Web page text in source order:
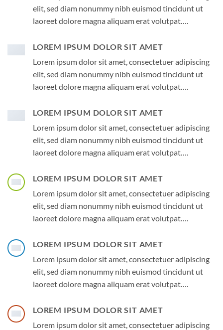
elit, sed diam nonummy nibh euismod tincidunt ut
laoreet dolore magna aliquam erat volutpat….
LOREM IPSUM DOLOR SIT AMET
Lorem ipsum dolor sit amet, consectetuer adipiscing
elit, sed diam nonummy nibh euismod tincidunt ut
laoreet dolore magna aliquam erat volutpat….
LOREM IPSUM DOLOR SIT AMET
Lorem ipsum dolor sit amet, consectetuer adipiscing
elit, sed diam nonummy nibh euismod tincidunt ut
laoreet dolore magna aliquam erat volutpat….
LOREM IPSUM DOLOR SIT AMET
Lorem ipsum dolor sit amet, consectetuer adipiscing
elit, sed diam nonummy nibh euismod tincidunt ut
laoreet dolore magna aliquam erat volutpat….
LOREM IPSUM DOLOR SIT AMET
Lorem ipsum dolor sit amet, consectetuer adipiscing
elit, sed diam nonummy nibh euismod tincidunt ut
laoreet dolore magna aliquam erat volutpat….
LOREM IPSUM DOLOR SIT AMET
Lorem ipsum dolor sit amet, consectetuer adipiscing